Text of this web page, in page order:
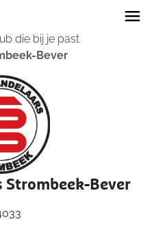
die bij je past
Bever
Bever